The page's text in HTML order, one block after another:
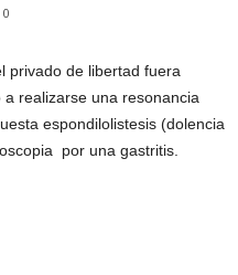
0
privado de libertad fuera
realizarse una resonancia
espondilolistesis (dolencia
por una gastritis.